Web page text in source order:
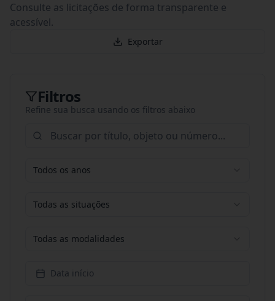
Consulte as licitações de forma transparente e
acessível.
Exportar
Filtros
Refine sua busca usando os filtros abaixo
Todos os anos
Todas as situações
Todas as modalidades
Data início